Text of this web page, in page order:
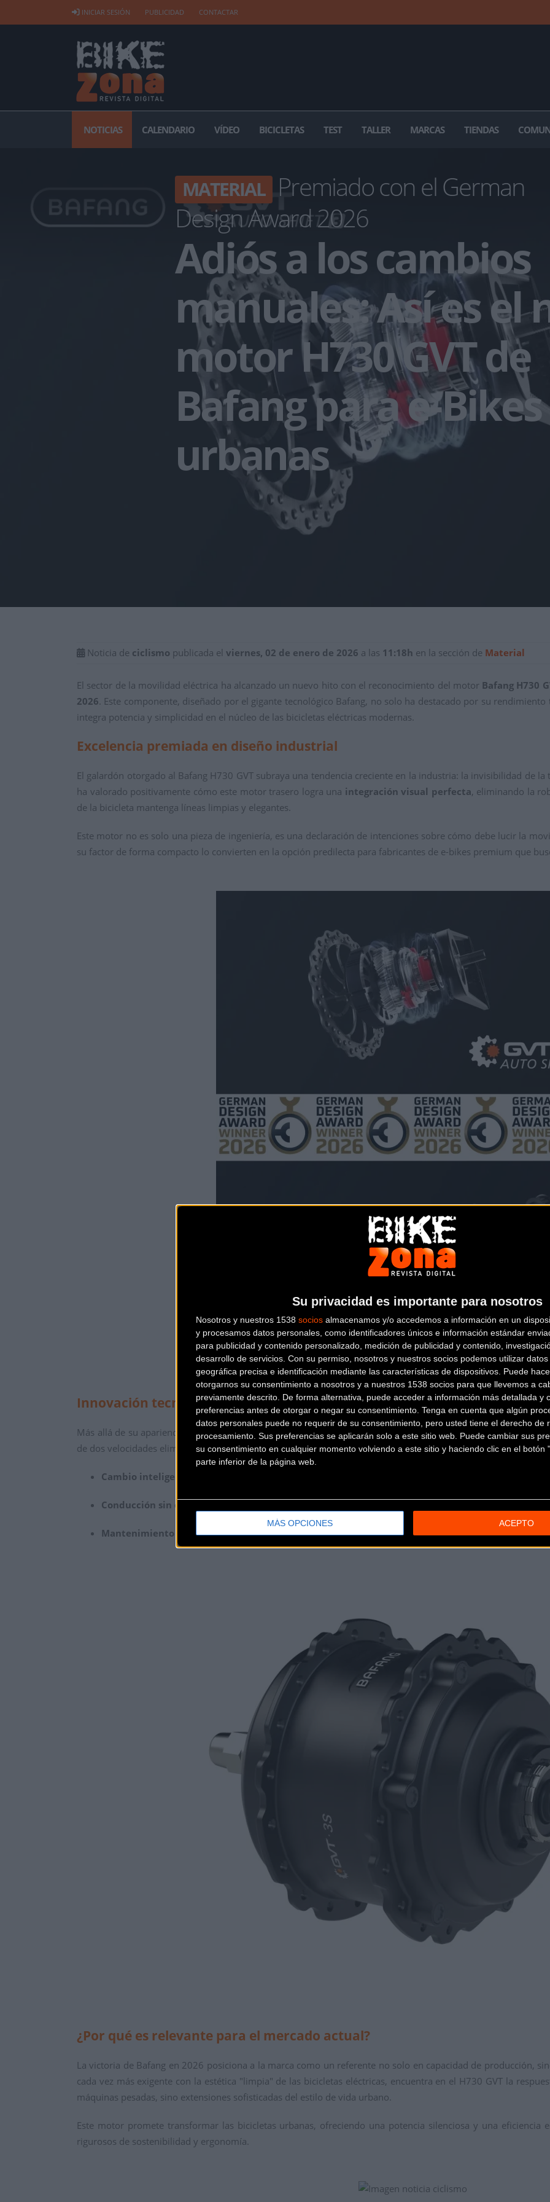
Su privacidad es importante para nosotros
Nosotros y nuestros 1538 socios almacenamos y/o accedemos a información en un
y procesamos datos personales, como identificadores únicos e información estándar
para publicidad y contenido personalizado, medición de publicidad y contenido,
desarrollo de servicios. Con su permiso, nosotros y nuestros socios podemos utilizar
geográfica precisa e identificación mediante las características de dispositivos. Puede
otorgarnos su consentimiento a nosotros y a nuestros 1538 socios para que llevemos a
previamente descrito. De forma alternativa, puede acceder a información más detallada y
preferencias antes de otorgar o negar su consentimiento. Tenga en cuenta que algún
datos personales puede no requerir de su consentimiento, pero usted tiene el derecho de
procesamiento. Sus preferencias se aplicarán solo a este sitio web. Puede cambiar sus
su consentimiento en cualquier momento volviendo a este sitio y haciendo clic en el botón
parte inferior de la página web.
MÁS OPCIONES ACEPTO
INICIAR SESIÓN PUBLICIDAD CONTACTAR
NOTICIAS CALENDARIO VÍDEO BICICLETAS TEST TALLER MARCAS TIENDAS
MATERIAL Premiado con el German
Design Award 2026
Adiós a los cambios
manuales: Así es el
motor H730 GVT de
Bafang para e-Bikes
urbanas
Noticia de ciclismo publicada el viernes, 02 de enero de 2026 a las 11:18h en la sección de Material
El sector de la movilidad eléctrica ha alcanzado un nuevo hito con el reconocimiento del motor Bafang H730
2026. Este componente, diseñado por el gigante tecnológico Bafang, no solo ha destacado por su
integra potencia y simplicidad en el núcleo de las bicicletas eléctricas modernas.
Excelencia premiada en diseño industrial
El galardón otorgado al Bafang H730 GVT subraya una tendencia creciente en la industria: la invisibilidad de
ha valorado positivamente cómo este motor trasero logra una integración visual perfecta, eliminando la
de la bicicleta mantenga líneas limpias y elegantes.
Este motor no es solo una pieza de ingeniería, es una declaración de intenciones sobre cómo debe lucir la
su factor de forma compacto lo convierten en la opción predilecta para fabricantes de e-bikes premium que
Innovación tecnológica: El sistema GVT
Más allá de su apariencia, el corazón del éxito del H730 reside en su tecnología GVT (Gear Variable
de dos velocidades elimina la necesidad de cambios manuales complejos, ofreciendo una experiencia de
Cambio inteligente:
Conducción sin esfuerzo:
Mantenimiento reducido:Al simplificar el sistema de transmisión externo, el desgaste mecánico es
¿Por qué es relevante para el mercado actual?
La victoria de Bafang en 2026 posiciona a la marca como un referente no solo en capacidad de producción,
cada vez más exigente con la estética "limpia" de las bicicletas eléctricas, encuentra en el H730 GVT la
máquinas pesadas, sino extensiones sofisticadas del estilo de vida urbano.
Este motor promete transformar las bicicletas urbanas, ofreciendo una potencia silenciosa y una eficiencia
rigurosos de sostenibilidad y ergonomía.